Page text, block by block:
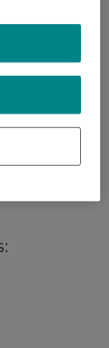
2019
de 2019 al 20
al 10 de julio
horas de